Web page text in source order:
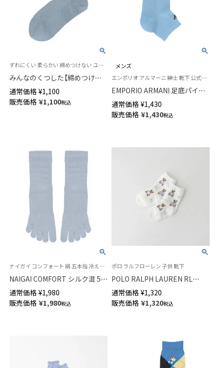
ずれにくい 柔らかい 締めつけない ユニバーサルデザイン 介護
みんなのくつした【締めつけな
い靴下】 クルー丈 ふんわりガー
ゼ【20-22cm】【22-24cm】オー
ガニックコットン混 03150001
通常価格 ¥1,100
販売価格 ¥1,100税込
メンズ
エンポリオ アルマーニ 紳士 靴下 公式ショップ
EMPORIO ARMANI 足底パイル
綿混 ロゴ刺繍 ショート丈 ソッ
クス メンズ 02322200
通常価格 ¥1,430
販売価格 ¥1,430税込
ナイガイ コンフォート 絹 五本指 冷えとり 靴下 レッグソリューション
NAIGAI COMFORT シルク混 5本
指ソックス レディース
03022791
通常価格 ¥1,980
販売価格 ¥1,980税込
ポロ ラルフローレン 子供 靴下
POLO RALPH LAUREN RL
Layette キッズ Tossedベア ク
ルー丈 ソックス 日本製
04883173
通常価格 ¥1,320
販売価格 ¥1,320税込